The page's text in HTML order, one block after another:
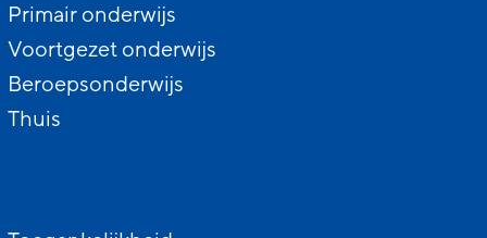
Primair onderwijs
Voortgezet onderwijs
Beroepsonderwijs
Thuis